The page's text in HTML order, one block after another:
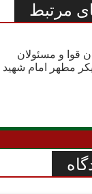
مرتبط
قوا و مسئولان
مطهر امام شهید